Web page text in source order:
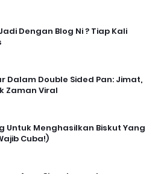
Dengan Blog Ni ? Tiap Kali
Dalam Double Sided Pan: Jimat,
Zaman Viral
Untuk Menghasilkan Biskut Yang
Cuba!)